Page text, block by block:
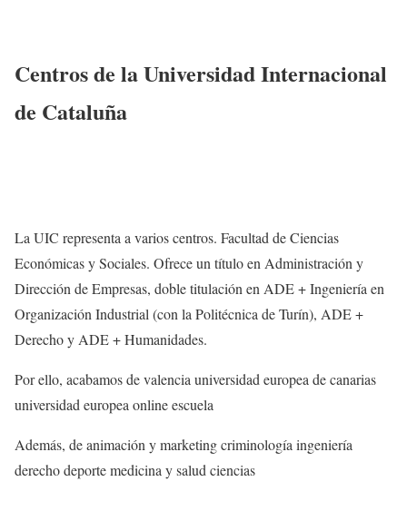
Centros de la Universidad Internacional
de Cataluña
La UIC representa a varios centros. Facultad de Ciencias
Económicas y Sociales. Ofrece un título en Administración y
Dirección de Empresas, doble titulación en ADE + Ingeniería en
Organización Industrial (con la Politécnica de Turín), ADE +
Derecho y ADE + Humanidades.
Por ello, acabamos de valencia universidad europea de canarias
universidad europea online escuela
Además, de animación y marketing criminología ingeniería
derecho deporte medicina y salud ciencias